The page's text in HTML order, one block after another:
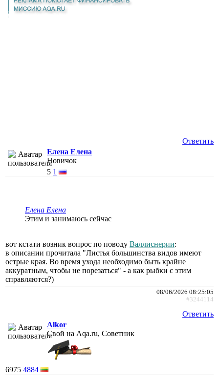
Ответить
Елена Елена
Новичок
5 1
Елена Елена
Этим и занимаюсь сейчас
вот кстати возник вопрос по поводу Валлиснерии:
в описании прочитала "Листья большинства видов имеют
острые края. Во время ухода необходимо быть крайне
аккуратным, чтобы не порезаться" - а как рыбки с этим
справляются?)
08/06/2026 08:25:05
#3244114
Ответить
Alkor
Свой на Aqa.ru, Советник
6975 4884